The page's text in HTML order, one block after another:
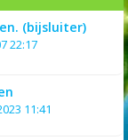
(bijsluiter)
22:17
11:41